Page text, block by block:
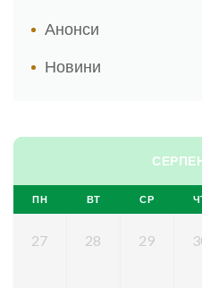
Анонси
Новини
ПН ВТ СР
27 28 29